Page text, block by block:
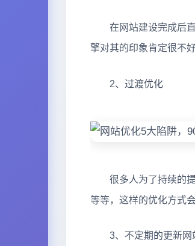
在网站建设完成后直
擎对其的印象肯定很不
2、过渡优化
很多人为了持续的提
等等，这样的优化方式
3、不定期的更新网